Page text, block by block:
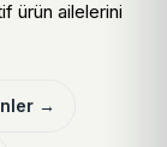
ürün ailelerini
→